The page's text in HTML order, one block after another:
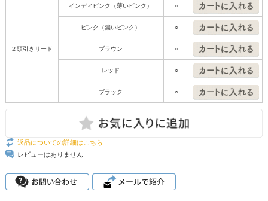
２頭引きリード
インディピンク（薄いピンク） ○
ピンク（濃いピンク） ○
ブラウン ○
レッド ○
ブラック ○
返品についての詳細はこちら
レビューはありません